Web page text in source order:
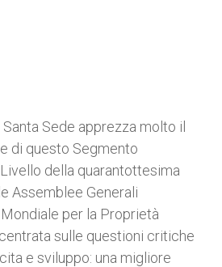
Sede apprezza molto il
di questo Segmento
della quarantottesima
Assemblee Generali
per la Proprietà
sulle questioni critiche
e sviluppo: una migliore